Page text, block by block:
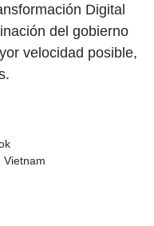
Digital
del gobierno
velocidad posible,
Vietnam